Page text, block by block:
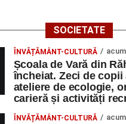
SOCIETATE
ÎNVĂȚĂMÂNT-CULTURĂ
Școala de Vară din
încheiat. Zeci de
ateliere de ecologie,
carieră și activități
ÎNVĂȚĂMÂNT-CULTURĂ